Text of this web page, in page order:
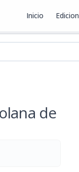
Inicio
de